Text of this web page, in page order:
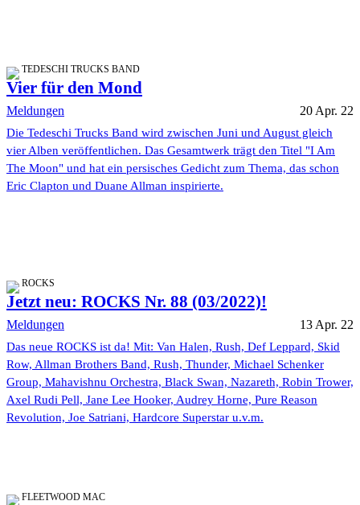
TEDESCHI TRUCKS BAND
Vier für den Mond
Meldungen 20 Apr. 22
Die Tedeschi Trucks Band wird zwischen Juni und August gleich
vier Alben veröffentlichen. Das Gesamtwerk trägt den Titel "I Am
The Moon" und hat ein persisches Gedicht zum Thema, das schon
Eric Clapton und Duane Allman inspirierte.
ROCKS
Jetzt neu: ROCKS Nr. 88 (03/2022)!
Meldungen 13 Apr. 22
Das neue ROCKS ist da! Mit: Van Halen, Rush, Def Leppard, Skid
Row, Allman Brothers Band, Rush, Thunder, Michael Schenker
Group, Mahavishnu Orchestra, Black Swan, Nazareth, Robin Trower,
Axel Rudi Pell, Jane Lee Hooker, Audrey Horne, Pure Reason
Revolution, Joe Satriani, Hardcore Superstar u.v.m.
FLEETWOOD MAC